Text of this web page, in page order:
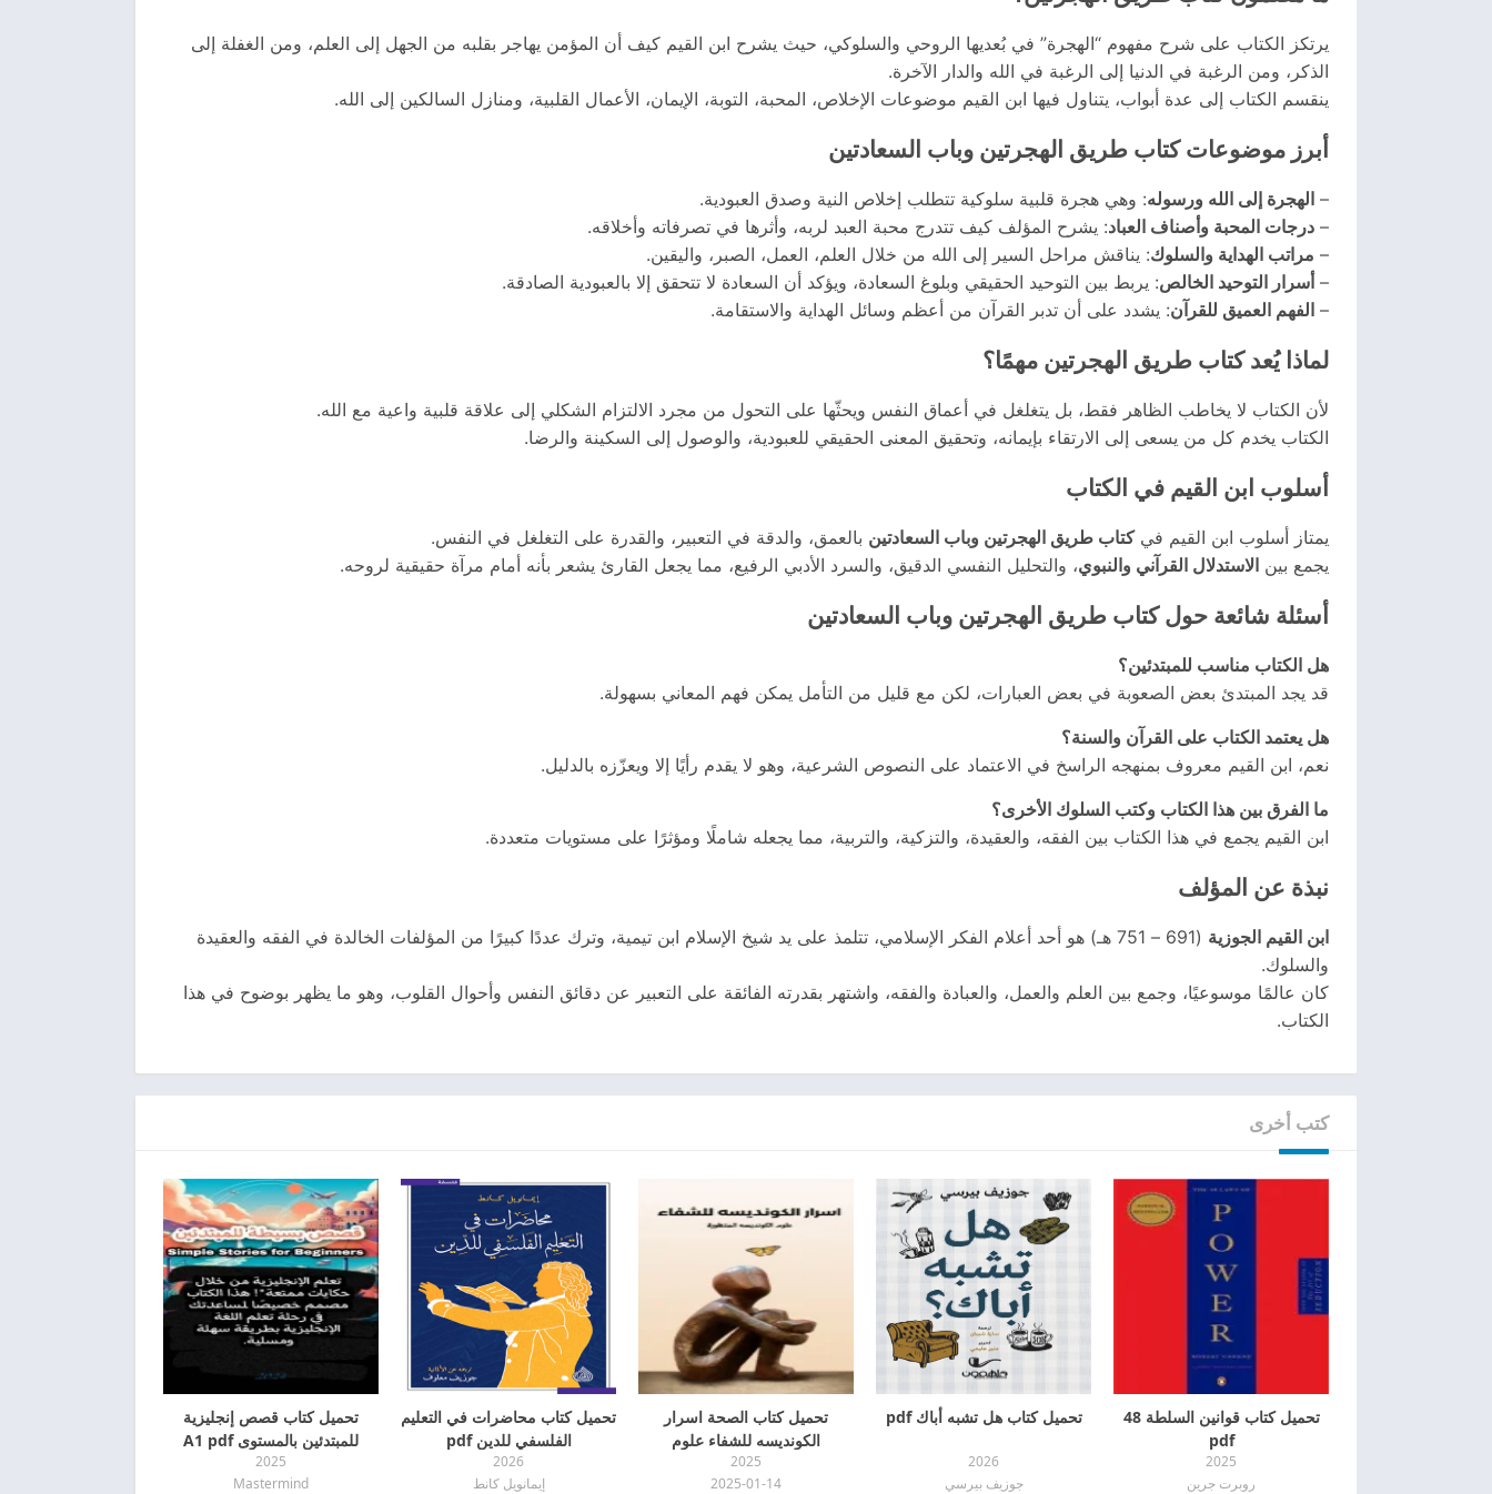
يرتكز الكتاب على شرح مفهوم “الهجرة” في بُعديها الروحي والسلوكي، حيث يشرح ابن القيم كيف أن المؤمن يهاجر بقلبه من الجهل إلى العلم، ومن الغفلة إلى
الذكر، ومن الرغبة في الدنيا إلى الرغبة في الله والدار الآخرة.
ينقسم الكتاب إلى عدة أبواب، يتناول فيها ابن القيم موضوعات الإخلاص، المحبة، التوبة، الإيمان، الأعمال القلبية، ومنازل السالكين إلى الله.
أبرز موضوعات كتاب طريق الهجرتين وباب السعادتين
– الهجرة إلى الله ورسوله: وهي هجرة قلبية سلوكية تتطلب إخلاص النية وصدق العبودية.
– درجات المحبة وأصناف العباد: يشرح المؤلف كيف تتدرج محبة العبد لربه، وأثرها في تصرفاته وأخلاقه.
– مراتب الهداية والسلوك: يناقش مراحل السير إلى الله من خلال العلم، العمل، الصبر، واليقين.
–أسرار التوحيد الخالص: يربط بين التوحيد الحقيقي وبلوغ السعادة، ويؤكد أن السعادة لا تتحقق إلا بالعبودية الصادقة.
– الفهم العميق للقرآن: يشدد على أن تدبر القرآن من أعظم وسائل الهداية والاستقامة.
لماذا يُعد كتاب طريق الهجرتين مهمًا؟
لأن الكتاب لا يخاطب الظاهر فقط، بل يتغلغل في أعماق النفس ويحثّها على التحول من مجرد الالتزام الشكلي إلى علاقة قلبية واعية مع الله.
الكتاب يخدم كل من يسعى إلى الارتقاء بإيمانه، وتحقيق المعنى الحقيقي للعبودية، والوصول إلى السكينة والرضا.
أسلوب ابن القيم في الكتاب
يمتاز أسلوب ابن القيم فيكتاب طريق الهجرتين وباب السعادتين بالعمق، والدقة في التعبير، والقدرة على التغلغل في النفس.
يجمع بين الاستدلال القرآني والنبوي، والتحليل النفسي الدقيق، والسرد الأدبي الرفيع، مما يجعل القارئ يشعر بأنه أمام مرآة حقيقية لروحه.
أسئلة شائعة حول كتاب طريق الهجرتين وباب السعادتين
هل الكتاب مناسب للمبتدئين؟
قد يجد المبتدئ بعض الصعوبة في بعض العبارات، لكن مع قليل من التأمل يمكن فهم المعاني بسهولة.
هل يعتمد الكتاب على القرآن والسنة؟
نعم، ابن القيم معروف بمنهجه الراسخ في الاعتماد على النصوص الشرعية، وهو لا يقدم رأيًا إلا ويعزّزه بالدليل.
ما الفرق بين هذا الكتاب وكتب السلوك الأخرى؟
ابن القيم يجمع في هذا الكتاب بين الفقه، والعقيدة، والتزكية، والتربية، مما يجعله شاملًا ومؤثرًا على مستويات متعددة.
نبذة عن المؤلف
ابن القيم الجوزية
(691 – 751 هـ) هو أحد أعلام الفكر الإسلامي، تتلمذ على يد شيخ الإسلام ابن تيمية، وترك عددًا كبيرًا من المؤلفات الخالدة في الفقه والعقيدة
والسلوك.
كان عالمًا موسوعيًا، وجمع بين العلم والعمل، والعبادة والفقه، واشتهر بقدرته الفائقة على التعبير عن دقائق النفس وأحوال القلوب، وهو ما يظهر بوضوح في هذا
الكتاب.
كتب أخرى
تحميل كتاب قوانين السلطة 48
pdf
2025
روبرت جرين
تحميل كتاب هل تشبه أباك pdf
2026
جوزيف بيرسي
تحميل كتاب الصحة اسرار
الكونديسه للشفاء علوم
الكونديسه المتطورة pdf
2025
2025-01-14
تحميل كتاب محاضرات في التعليم
الفلسفي للدين pdf
2026
إيمانويل كانط
تحميل كتاب قصص إنجليزية
للمبتدئين بالمستوى A1 pdf
2025
Mastermind